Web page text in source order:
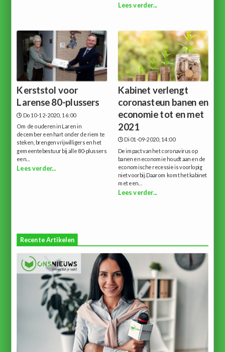
Lees verder...
Kerststol voor
Larense 80-plussers
Do 10-12-2020, 16:00
Om de ouderen in Laren in
december een hart onder de riem te
steken, brengen vrijwilligers en het
gemeentebestuur bij alle 80-plussers
een...
Lees verder...
Kabinet verlengt
coronasteun banen en
economie tot en met
2021
Di 01-09-2020, 14:00
De impact van het coronavirus op
banen en economie houdt aan en de
economische recessie is voorlopig
niet voorbij.Daarom komt het kabinet
met een...
Lees verder...
Recente Artikelen